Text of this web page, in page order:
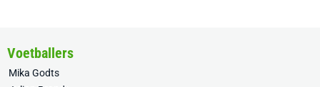
Voetballers
Mika Godts